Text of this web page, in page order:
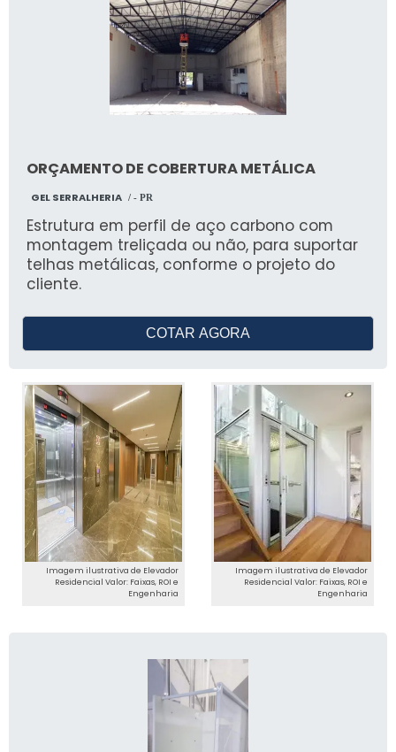
ORÇAMENTO DE COBERTURA METÁLICA
GEL SERRALHERIA / - PR
Estrutura em perfil de aço carbono com
montagem treliçada ou não, para suportar
telhas metálicas, conforme o projeto do
cliente.
COTAR AGORA
Imagem ilustrativa de Elevador
Residencial Valor: Faixas, ROI e
Engenharia
Imagem ilustrativa de Elevador
Residencial Valor: Faixas, ROI e
Engenharia